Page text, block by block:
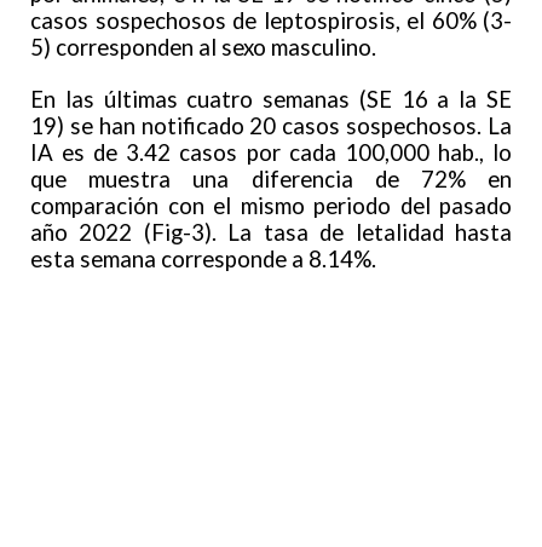
casos sospechosos de leptospirosis, el 60% (3-
5) corresponden al sexo masculino.
En las últimas cuatro semanas (SE 16 a la SE
19) se han notificado 20 casos sospechosos. La
IA es de 3.42 casos por cada 100,000 hab., lo
que muestra una diferencia de 72% en
comparación con el mismo periodo del pasado
año 2022 (Fig-3). La tasa de letalidad hasta
esta semana corresponde a 8.14%.